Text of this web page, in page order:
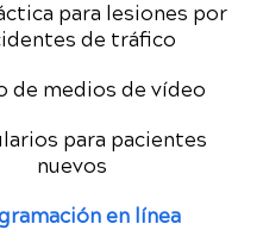
para lesiones por
de tráfico
de medios de vídeo
para pacientes
nuevos
en línea